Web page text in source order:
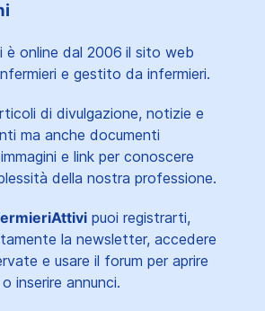
è online dal 2006 il sito web
e gestito da infermieri.
di divulgazione, notizie e
ma anche documenti
e link per conoscere
della nostra professione.
puoi registrarti,
la newsletter, accedere
e usare il forum per aprire
inserire annunci.